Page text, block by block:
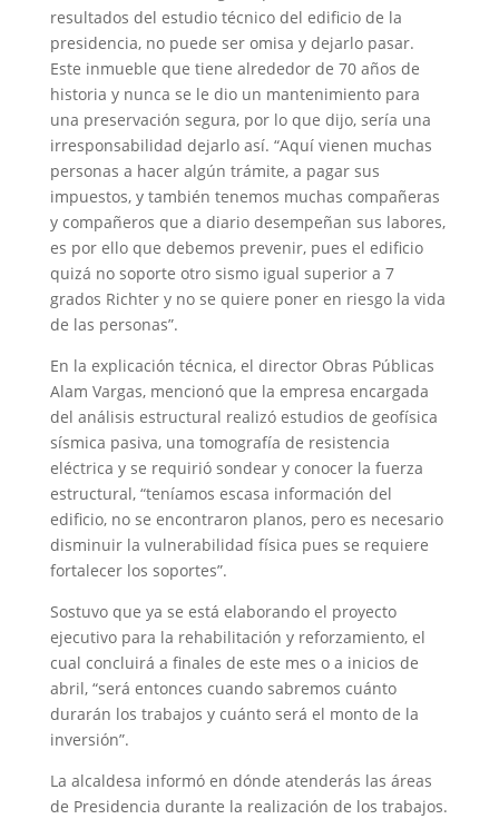
resultados del estudio técnico del edificio de la
presidencia, no puede ser omisa y dejarlo pasar.
Este inmueble que tiene alrededor de 70 años de
historia y nunca se le dio un mantenimiento para
una preservación segura, por lo que dijo, sería una
irresponsabilidad dejarlo así. “Aquí vienen muchas
personas a hacer algún trámite, a pagar sus
impuestos, y también tenemos muchas compañeras
y compañeros que a diario desempeñan sus labores,
es por ello que debemos prevenir, pues el edificio
quizá no soporte otro sismo igual superior a 7
grados Richter y no se quiere poner en riesgo la vida
de las personas”.
En la explicación técnica, el director Obras Públicas
Alam Vargas, mencionó que la empresa encargada
del análisis estructural realizó estudios de geofísica
sísmica pasiva, una tomografía de resistencia
eléctrica y se requirió sondear y conocer la fuerza
estructural, “teníamos escasa información del
edificio, no se encontraron planos, pero es necesario
disminuir la vulnerabilidad física pues se requiere
fortalecer los soportes”.
Sostuvo que ya se está elaborando el proyecto
ejecutivo para la rehabilitación y reforzamiento, el
cual concluirá a finales de este mes o a inicios de
abril, “será entonces cuando sabremos cuánto
durarán los trabajos y cuánto será el monto de la
inversión”.
La alcaldesa informó en dónde atenderás las áreas
de Presidencia durante la realización de los trabajos.